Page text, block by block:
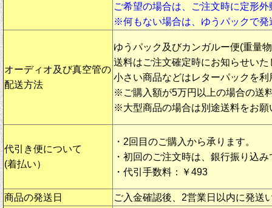
ご希望の場合は、ご注文時に定形
※何もない場合は、ゆうパックで発
オーディオ及び真空管の
配送方法
ゆうパック及びカンガルー便(重量
送料はご注文確定時にお知らせいた
小さい商品などはレターパックを利
※ご購入額が5万円以上の場合の送
※大型商品の場合は別途送料をお願
代引き便について
(着払い）
・2回目のご購入から承ります。
・初回のご注文時は、銀行振り込
・代引手数料：￥493
商品の発送日 ご入金確認後、2営業日以内に発送